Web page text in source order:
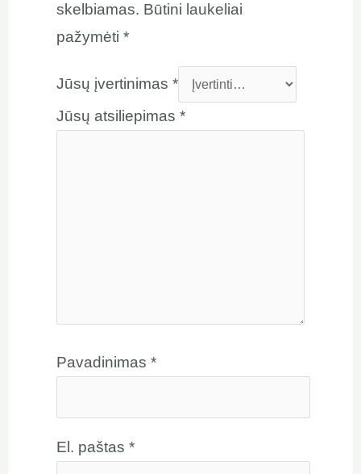
skelbiamas. Būtini laukeliai
pažymėti *
Jūsų įvertinimas *
Jūsų atsiliepimas *
Pavadinimas *
El. paštas *